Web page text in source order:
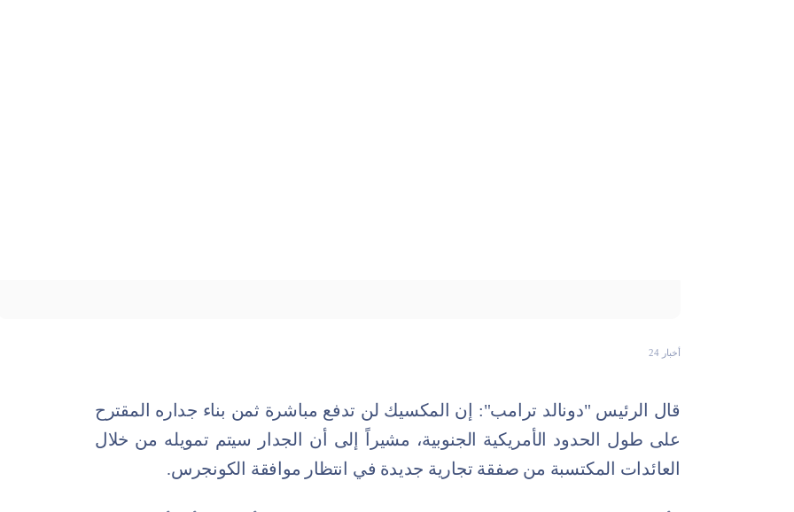
أخبار 24
قال الرئيس "دونالد ترامب": إن المكسيك لن تدفع مباشرة ثمن بناء جداره المقترح
على طول الحدود الأمريكية الجنوبية، مشيراً إلى أن الجدار سيتم تمويله من خلال
العائدات المكتسبة من صفقة تجارية جديدة في انتظار موافقة الكونجرس.